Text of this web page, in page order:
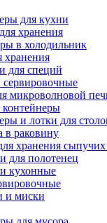
для кухни
хранения
в холодильник
хранения
для специй
микроволновой
и лотки для
в раковину
хранения
для полотенец
кухонные
и миски